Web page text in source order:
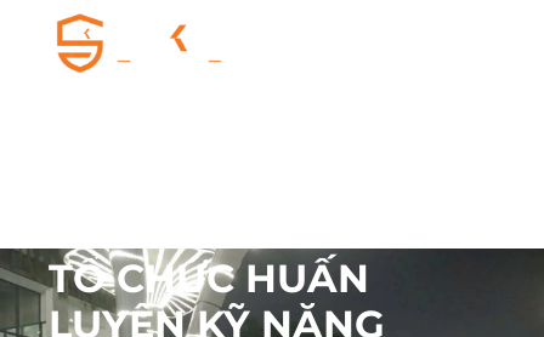
TỔ CHỨC HUẤN
LUYỆN KỸ NĂNG